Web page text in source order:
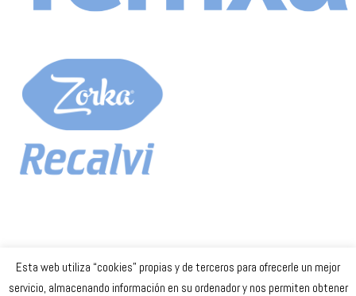
Celta Baloncesto Femenino. 2023
Esta web utiliza “cookies” propias y de terceros para ofrecerle un mejor
servicio, almacenando información en su ordenador y nos permiten obtener